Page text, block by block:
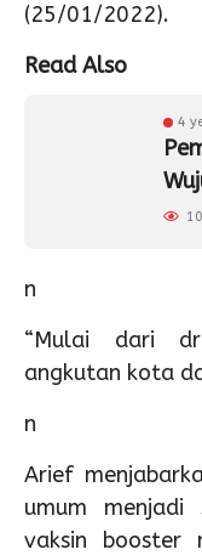
(25/01/2022).
Read Also
4
n
“Mulai dari
angkutan kota
n
Arief
umum
vaksin booster